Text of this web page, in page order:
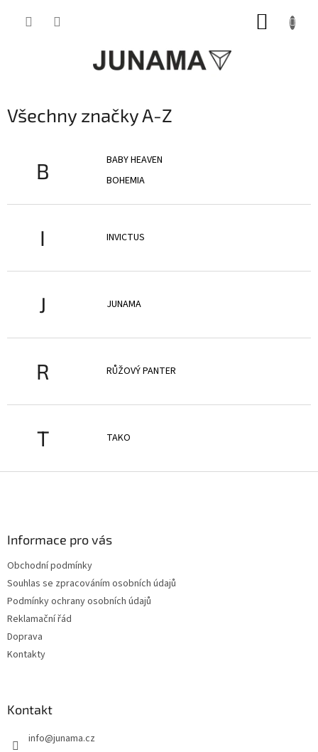
Všechny značky A-Z
B
BABY HEAVEN
BOHEMIA
I INVICTUS
J JUNAMA
R RŮŽOVÝ PANTER
T TAKO
Informace pro vás
Obchodní podmínky
Souhlas se zpracováním osobních údajů
Podmínky ochrany osobních údajů
Reklamační řád
Doprava
Kontakty
Kontakt
info@junama.cz